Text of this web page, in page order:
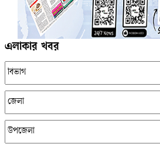
এলাকার খবর